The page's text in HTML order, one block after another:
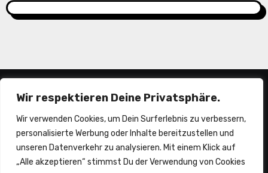
Wir respektieren Deine Privatsphäre.
Wir verwenden Cookies, um Dein Surferlebnis zu verbessern,
personalisierte Werbung oder Inhalte bereitzustellen und
unseren Datenverkehr zu analysieren. Mit einem Klick auf
„Alle akzeptieren“ stimmst Du der Verwendung von Cookies